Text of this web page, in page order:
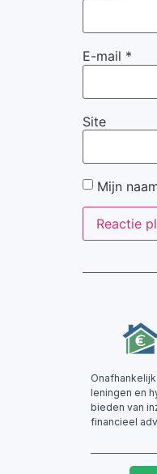
E-mail *
Site
Mijn
leningen en
bieden van
financieel